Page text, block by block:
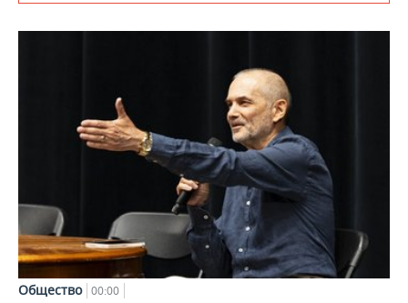
Общество 00:00